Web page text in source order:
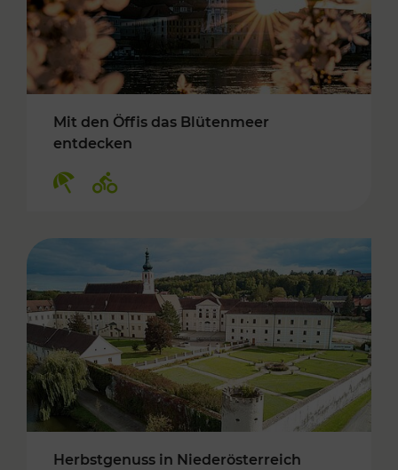
Mit den Öffis das Blütenmeer
entdecken
Herbstgenuss in Niederösterreich